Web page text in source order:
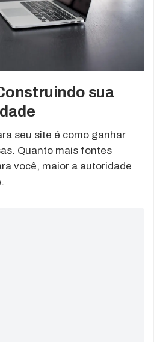
sua
seu site é como ganhar
Quanto mais fontes
você, maior a autoridade